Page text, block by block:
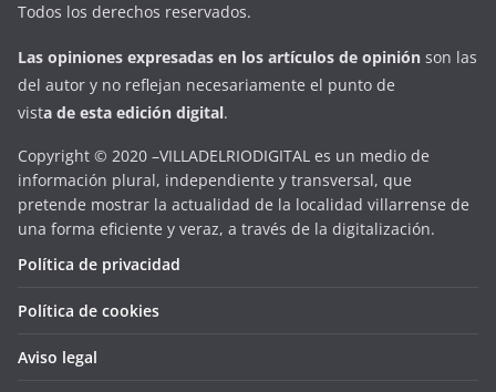
Todos los derechos reservados.
Las opiniones expresadas en los artículos de opinión son las
del autor y no reflejan necesariamente el punto de
vista de esta edición digital.
Copyright © 2020 –VILLADELRIODIGITAL es un medio de
información plural, independiente y transversal, que
pretende mostrar la actualidad de la localidad villarrense de
una forma eficiente y veraz, a través de la digitalización.
Política de privacidad
Política de cookies
Aviso legal